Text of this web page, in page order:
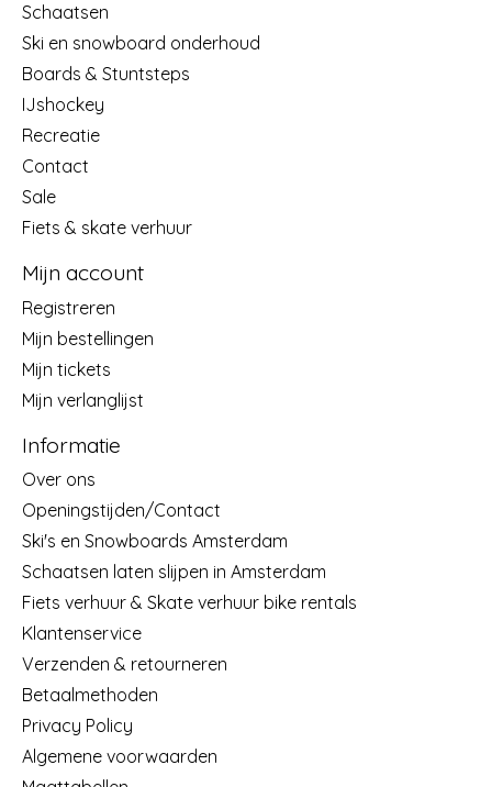
Schaatsen
Ski en snowboard onderhoud
Boards & Stuntsteps
IJshockey
Recreatie
Contact
Sale
Fiets & skate verhuur
Mijn account
Registreren
Mijn bestellingen
Mijn tickets
Mijn verlanglijst
Informatie
Over ons
Openingstijden/Contact
Ski's en Snowboards Amsterdam
Schaatsen laten slijpen in Amsterdam
Fiets verhuur & Skate verhuur bike rentals
Klantenservice
Verzenden & retourneren
Betaalmethoden
Privacy Policy
Algemene voorwaarden